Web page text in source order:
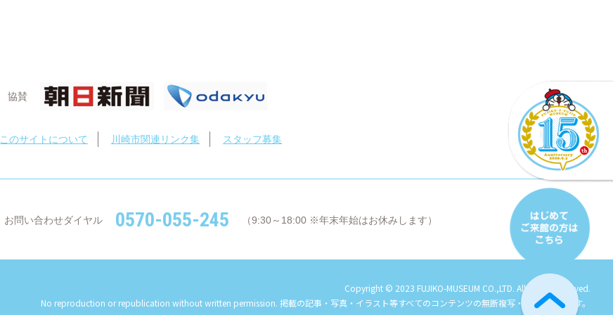
協賛
このサイトについて 川崎市関連リンク集 スタッフ募集
お問い合わせダイヤル 0570-055-245 （9:30～18:00 ※年末年始はお休みします）
Copyright © 2023 FUJIKO-MUSEUM CO.,LTD. All Rights Reserved.
No reproduction or republication without written permission. 掲載の記事・写真・イラスト等すべてのコンテンツの無断複写・転載を禁じます。